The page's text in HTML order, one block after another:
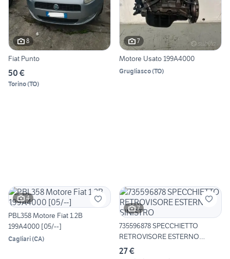
8
Fiat Punto
50 €
Torino(TO)
7
Motore Usato 199A4000
Grugliasco(TO)
4
PBL358 Motore Fiat 1.2B
199A4000 [05/--]
Cagliari(CA)
7
735596878 SPECCHIETTO
RETROVISORE ESTERNO
SINISTRO
27 €